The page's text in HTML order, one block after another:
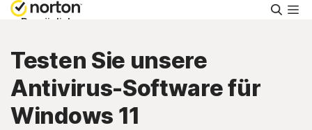
Persönlich
Small Business
Support
Testen Sie unsere
Antivirus-Software für
Windows 11